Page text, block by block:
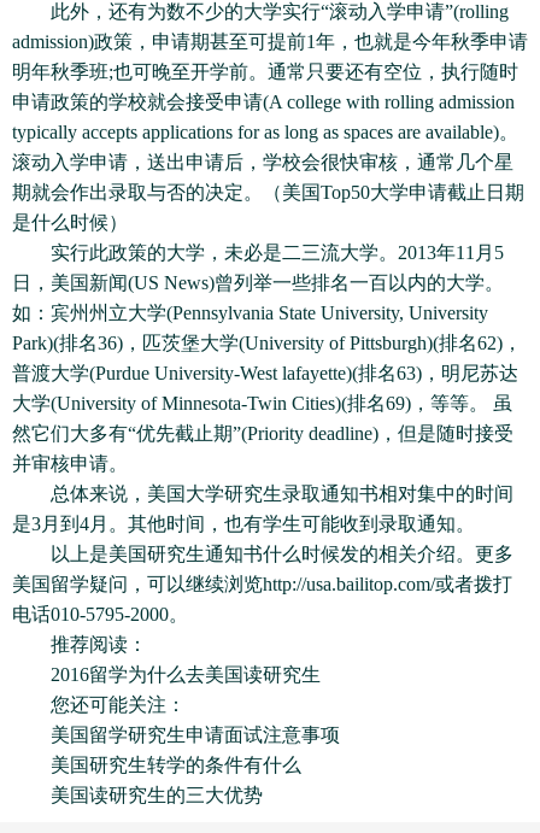
此外，还有为数不少的大学实行“滚动入学申请”(rolling
admission)政策，申请期甚至可提前1年，也就是今年秋季申请
明年秋季班;也可晚至开学前。通常只要还有空位，执行随时
申请政策的学校就会接受申请(A college with rolling admission
typically accepts applications for as long as spaces are available)。
滚动入学申请，送出申请后，学校会很快审核，通常几个星
期就会作出录取与否的决定。（美国Top50大学申请截止日期
是什么时候）
实行此政策的大学，未必是二三流大学。2013年11月5
日，美国新闻(US News)曾列举一些排名一百以内的大学。
如：宾州州立大学(Pennsylvania State University, University
Park)(排名36)，匹茨堡大学(University of Pittsburgh)(排名62)，
普渡大学(Purdue University-West lafayette)(排名63)，明尼苏达
大学(University of Minnesota-Twin Cities)(排名69)，等等。 虽
然它们大多有“优先截止期”(Priority deadline)，但是随时接受
并审核申请。
总体来说，美国大学研究生录取通知书相对集中的时间
是3月到4月。其他时间，也有学生可能收到录取通知。
以上是美国研究生通知书什么时候发的相关介绍。更多
美国留学疑问，可以继续浏览http://usa.bailitop.com/或者拨打
电话010-5795-2000。
推荐阅读：
2016留学为什么去美国读研究生
您还可能关注：
美国留学研究生申请面试注意事项
美国研究生转学的条件有什么
美国读研究生的三大优势